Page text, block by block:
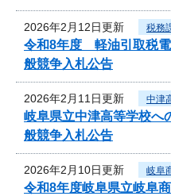
2026年2月12日更新 税務
令和8年度 軽油引取税
般競争入札公告
2026年2月11日更新 中津
岐阜県立中津高等学校へ
般競争入札公告
2026年2月10日更新 岐阜
令和8年度岐阜県立岐阜